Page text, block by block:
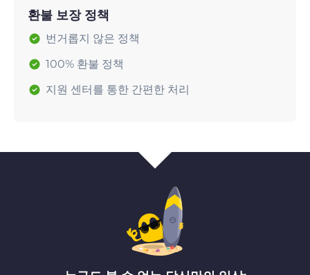
환불 보장 정책
번거롭지 않은 정책
100% 환불 정책
지원 센터를 통한 간편한 처리